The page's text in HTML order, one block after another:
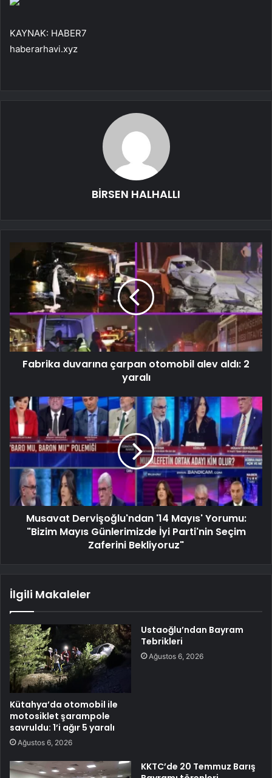
KAYNAK: HABER7
haberarhavi.xyz
BİRSEN HALHALLI
Fabrika duvarına çarpan otomobil alev aldı: 2
yaralı
Musavat Dervişoğlu'ndan '14 Mayıs' Yorumu:
"Bizim Mayıs Günlerimizde İyi Parti'nin Seçim
Zaferini Bekliyoruz"
İlgili Makaleler
Kütahya’da otomobil ile
motosiklet şarampole
savruldu: 1’i ağır 5 yaralı
Ağustos 6, 2026
Ustaoğlu’ndan Bayram
Tebrikleri
Ağustos 6, 2026
KKTC’de 20 Temmuz Barış